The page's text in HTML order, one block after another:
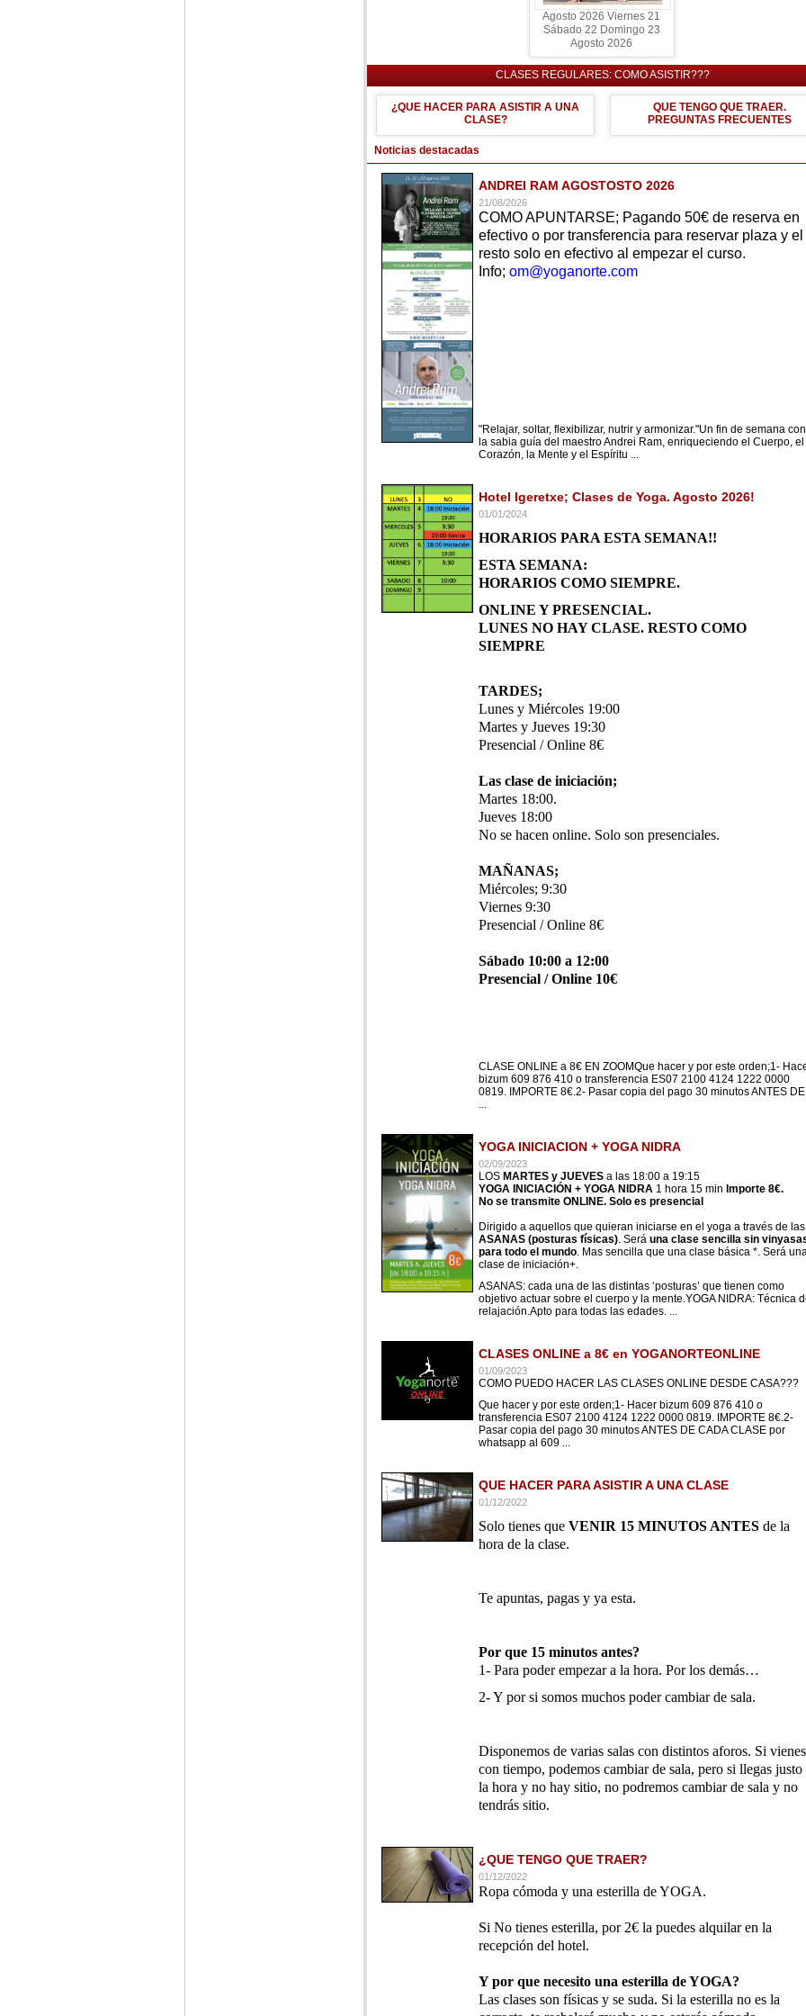
Agosto 2026 Viernes 21
Sábado 22 Domingo 23
Agosto 2026
CLASES REGULARES: COMO ASISTIR???
¿QUE HACER PARA ASISTIR A UNA
CLASE?
QUE TENGO QUE TRAER.
PREGUNTAS FRECUENTES
Noticias destacadas
ANDREI RAM AGOSTOSTO 2026
21/08/2026
COMO APUNTARSE; Pagando 50€ de reserva en
efectivo o por transferencia para reservar plaza y el
resto solo en efectivo al empezar el curso.
Info; om@yoganorte.com
"Relajar, soltar, flexibilizar, nutrir y armonizar."Un fin de semana con
la sabia guía del maestro Andrei Ram, enriqueciendo el Cuerpo, el
Corazón, la Mente y el Espíritu ...
Hotel Igeretxe; Clases de Yoga. Agosto 2026!
01/01/2024
HORARIOS PARA ESTA SEMANA!!
ESTA SEMANA:
HORARIOS COMO SIEMPRE.
ONLINE Y PRESENCIAL.
LUNES NO HAY CLASE. RESTO COMO
SIEMPRE
TARDES;
Lunes y Miércoles 19:00
Martes y Jueves 19:30
Presencial / Online 8€
Las clase de iniciación;
Martes 18:00.
Jueves 18:00
No se hacen online. Solo son presenciales.
MAÑANAS;
Miércoles; 9:30
Viernes 9:30
Presencial / Online 8€
Sábado 10:00 a 12:00
Presencial / Online 10€
CLASE ONLINE a 8€ EN ZOOMQue hacer y por este orden;1-
bizum 609 876 410 o transferencia ES07 2100 4124 1222 0000
0819. IMPORTE 8€.2- Pasar copia del pago 30 minutos ANTES DE
...
YOGA INICIACION + YOGA NIDRA
02/09/2023
LOS MARTES y JUEVES a las 18:00 a 19:15
YOGA INICIACIÓN + YOGA NIDRA 1 hora 15 min Importe 8€.
No se transmite ONLINE. Solo es presencial
Dirigido a aquellos que quieran iniciarse en el yoga a través de las
ASANAS (posturas físicas). Será una clase sencilla sin
para todo el mundo. Mas sencilla que una clase básica *. Será
clase de iniciación+.
ASANAS: cada una de las distintas ‘posturas’ que tienen como
objetivo actuar sobre el cuerpo y la mente.YOGA NIDRA: Técnica
relajación.Apto para todas las edades. ...
CLASES ONLINE a 8€ en YOGANORTEONLINE
01/09/2023
COMO PUEDO HACER LAS CLASES ONLINE DESDE CASA???
Que hacer y por este orden;1- Hacer bizum 609 876 410 o
transferencia ES07 2100 4124 1222 0000 0819. IMPORTE 8€.2-
Pasar copia del pago 30 minutos ANTES DE CADA CLASE por
whatsapp al 609 ...
QUE HACER PARA ASISTIR A UNA CLASE
01/12/2022
Solo tienes que VENIR 15 MINUTOS ANTESde la
hora de la clase.
Te apuntas, pagas y ya esta.
Por que 15 minutos antes?
1- Para poder empezar a la hora. Por los demás…
2- Y por si somos muchos poder cambiar de sala.
Disponemos de varias salas con distintos aforos. Si vienes
con tiempo, podemos cambiar de sala, pero si llegas justo
la hora y no hay sitio, no podremos cambiar de sala y no
tendrás sitio.
¿QUE TENGO QUE TRAER?
01/12/2022
Ropa cómoda y una esterilla de YOGA.
Si No tienes esterilla, por 2€ la puedes alquilar en la
recepción del hotel.
Y por que necesito una esterilla de YOGA?
Las clases son físicas y se suda. Si la esterilla no es la